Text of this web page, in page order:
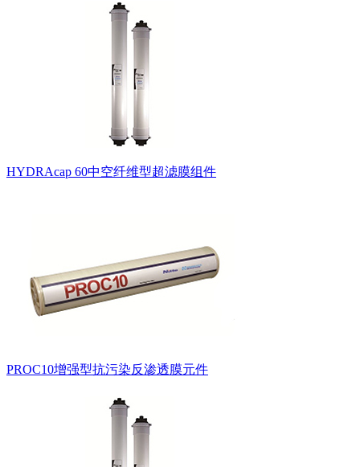
HYDRAcap 60中空纤维型超滤膜组件
PROC10增强型抗污染反渗透膜元件